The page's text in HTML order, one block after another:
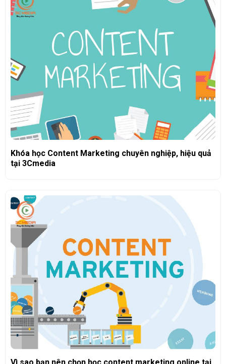
Khóa học Content Marketing chuyên nghiệp, hiệu quả
tại 3Cmedia